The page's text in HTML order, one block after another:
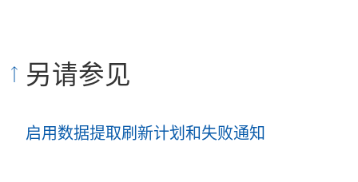
另请参见
启用数据提取刷新计划和失败通知